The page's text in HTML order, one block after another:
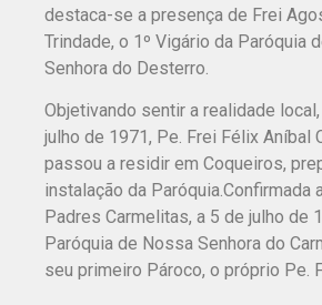
destaca-se a presença de Frei
Trindade, o 1º Vigário da Paróquia
Senhora do Desterro.
Objetivando sentir a realidade
julho de 1971, Pe. Frei Félix Aníbal
passou a residir em Coqueiros,
instalação da Paróquia.Confirmada
Padres Carmelitas, a 5 de julho de
Paróquia de Nossa Senhora do
seu primeiro Pároco, o próprio Pe.